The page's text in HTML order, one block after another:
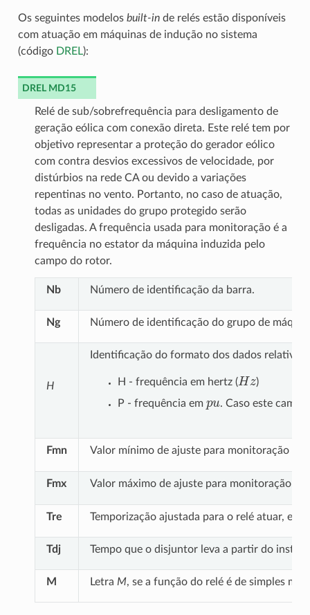
Os seguintes modelos built-inde relés estão disponíveis
com atuação em máquinas de indução no sistema
(código DREL):
DREL MD15
Relé de sub/sobrefrequência para desligamento de
geração eólica com conexão direta. Este relé tem por
objetivo representar a proteção do gerador eólico
com contra desvios excessivos de velocidade, por
distúrbios na rede CA ou devido a variações
repentinas no vento. Portanto, no caso de atuação,
todas as unidades do grupo protegido serão
desligadas. A frequência usada para monitoração é a
frequência no estator da máquina induzida pelo
campo do rotor.
Nb Número de identificação da barra.
Ng Número de identificação do grupo de
H
Identificação do formato dos dados relativos
H - frequência em hertz (Hz )
P - frequência em
. Caso este
Fmn Valor mínimo de ajuste para monitoração da
Fmx Valor máximo de ajuste para monitoração
Tre Temporização ajustada para o relé atuar,
Tdj Tempo que o disjuntor leva a partir do
M Letra M, se a função do relé é de simples